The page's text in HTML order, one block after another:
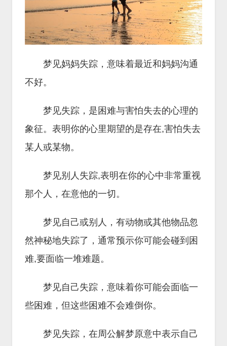
梦见妈妈失踪，意味着最近和妈妈沟通
不好。
梦见失踪，是困难与害怕失去的心理的
象征。表明你的心里期望的是存在,害怕失去
某人或某物。
梦见别人失踪,表明在你的心中非常重视
那个人，在意他的一切。
梦见自己或别人，有动物或其他物品忽
然神秘地失踪了，通常预示你可能会碰到困
难,要面临一堆难题。
梦见自己失踪，意味着你可能会面临一
些困难，但这些困难不会难倒你。
梦见失踪，在周公解梦原意中表示自己